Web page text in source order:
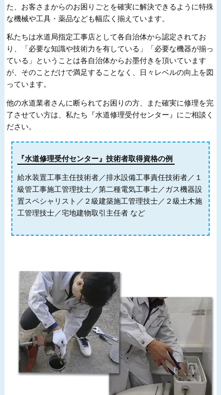
た、お客さまからのお困りごとを確実に解決できるように特殊
な機械や工具・薬品なども幅広く揃えています。
私たちは水道局指定工事店として各自治体から認定されてお
り、「必要な知識や技術力を有している」「必要な機器が揃っ
ている」ということは各自治体からお墨付きを頂いています
が、そのことだけで満足することなく、日々レベルの向上を図
っています。
他の水道業者さんに断られてお困りの方、また確実に修理を完
了させてい方は、私たち『水道修理受付センター』にご相談く
ださい。
『水道修理受付センター』技術者取得資格の例
給水装置工事主任技術者／排水設備工事責任技術者／１
級管工事施工管理技士／第二種電気工事士／ガス機器設
置スペシャリスト／２級建築施工管理技士／２級土木施
工管理技士／宅地建物取引主任者 など